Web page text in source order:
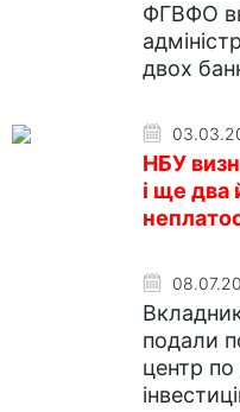
ФГВФО
двох
НБУ
і ще два
подали
центр